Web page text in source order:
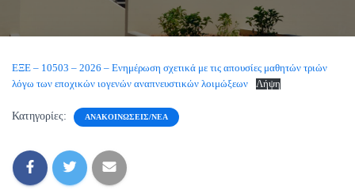
ΕΞΕ – 10503 – 2026 – Ενημέρωση σχετικά με τις απουσίες μαθητών τριών
λόγω των εποχικών ιογενών αναπνευστικών λοιμώξεων
Λήψη
Κατηγορίες: ΑΝΑΚΟΙΝΏΣΕΙΣ/ΝΈΑ